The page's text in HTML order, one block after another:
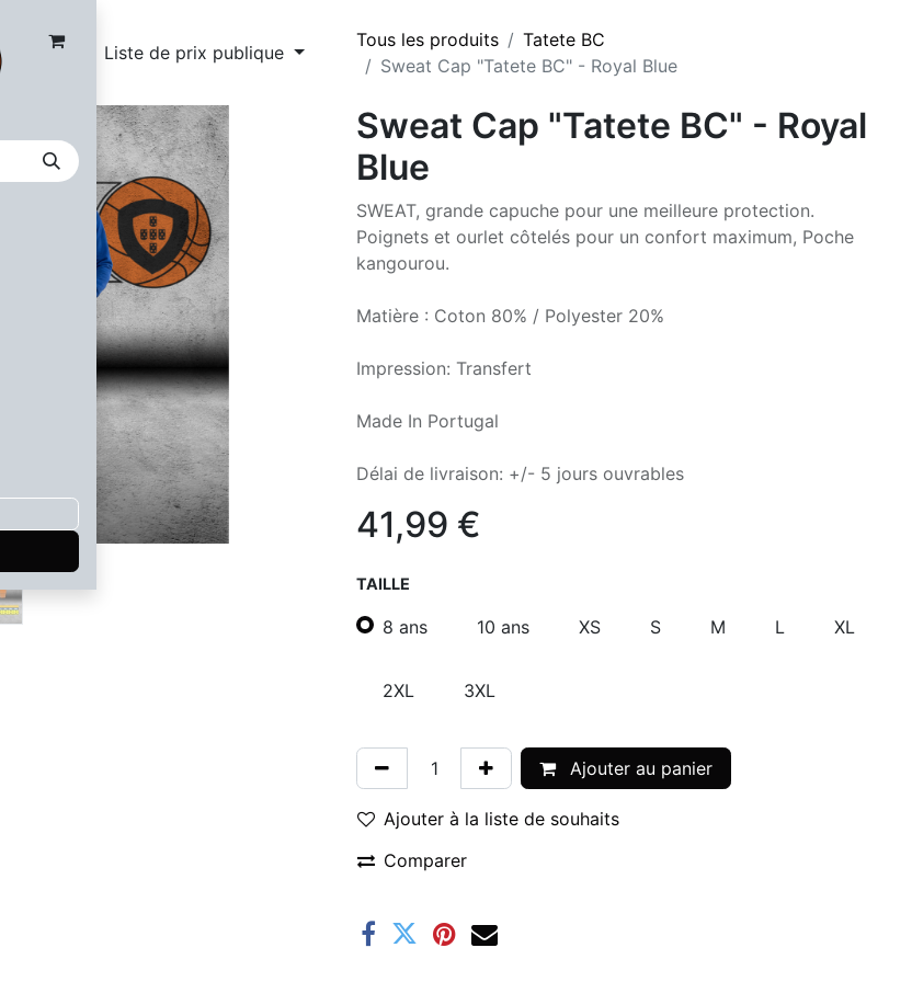
Liste de prix publique
Tous les produits
Tatete BC
Sweat Cap "Tatete BC" - Royal Blue
Sweat Cap "Tatete BC" - Royal
Blue
SWEAT, grande capuche pour une meilleure protection.
Poignets et ourlet côtelés pour un confort maximum, Poche
kangourou.
Matière : Coton 80% / Polyester 20%
Impression: Transfert
Made In Portugal
Délai de livraison: +/- 5 jours ouvrables
41,99 €
TAILLE
8 ans 10 ans XS S M L XL
2XL 3XL
Ajouter au panier
Ajouter à la liste de souhaits
Comparer